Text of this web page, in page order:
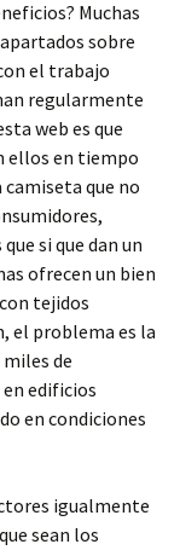
Muchas
sobre
el trabajo
regularmente
web es que
ellos en tiempo
que no
si que dan un
ofrecen un bien
tejidos
el problema es la
de
edificios
en condiciones
igualmente
sean los